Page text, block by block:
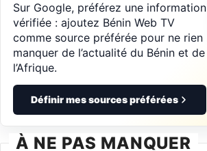
Sur Google, préférez une information
vérifiée : ajoutez Bénin Web TV
comme source préférée pour ne rien
manquer de l’actualité du Bénin et de
l’Afrique.
Définir mes sources préférées
À NE PAS MANQUER